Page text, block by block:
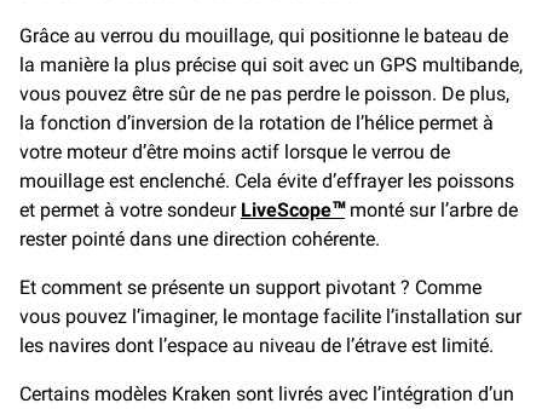
Grâce au verrou du mouillage, qui positionne le bateau de
la manière la plus précise qui soit avec un GPS multibande,
vous pouvez être sûr de ne pas perdre le poisson. De plus,
la fonction d’inversion de la rotation de l’hélice permet à
votre moteur d’être moins actif lorsque le verrou de
mouillage est enclenché. Cela évite d’effrayer les poissons
et permet à votre sondeur LiveScope™monté sur l’arbre de
rester pointé dans une direction cohérente.
Et comment se présente un support pivotant ? Comme
vous pouvez l’imaginer, le montage facilite l’installation sur
les navires dont l’espace au niveau de l’étrave est limité.
Certains modèles Kraken sont livrés avec l’intégration d’un